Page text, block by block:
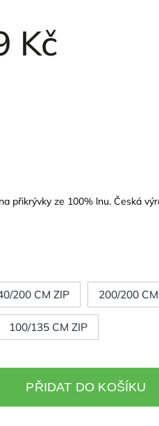
Kč
přikrývky ze 100% lnu. Česká
200 CM ZIP 200/200
100/135 CM ZIP
PŘIDAT DO KOŠÍKU